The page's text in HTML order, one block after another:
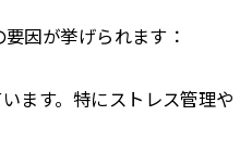
因が挙げられます：
ます。特にストレス管理や